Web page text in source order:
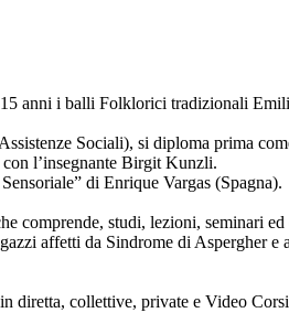
anni i balli Folklorici tradizionali
Sociali), si diploma prima
l’insegnante Birgit Kunzli.
di Enrique Vargas (Spagna).
comprende, studi, lezioni, seminari
affetti da Sindrome di
diretta, collettive, private e Video